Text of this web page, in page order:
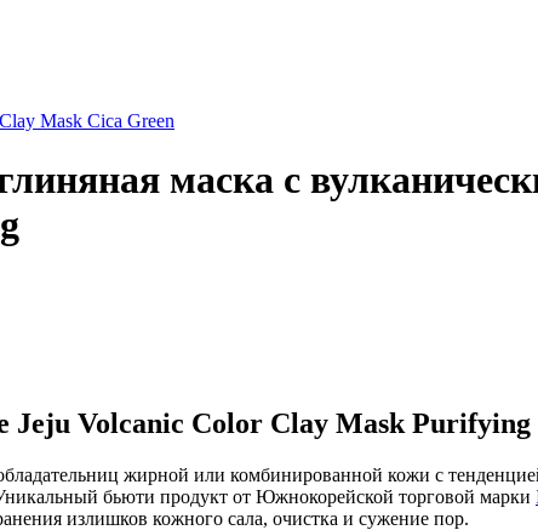
Mask Cica Green
маска с
Jeju Volcanic Color Clay Mask
жирной или комбинированной кожи с
бьюти продукт от Южнокорейской торговой марки
излишков кожного сала, очистка и сужение пор.